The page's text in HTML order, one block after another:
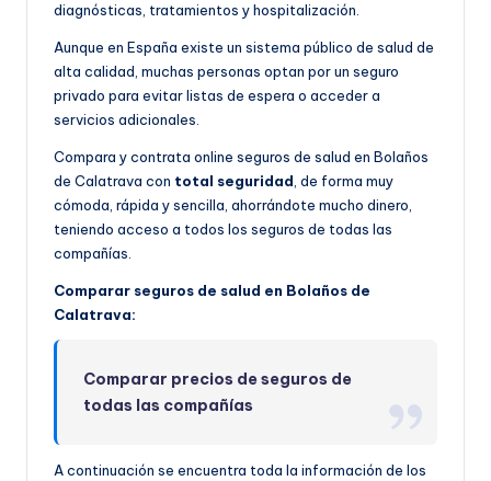
diagnósticas, tratamientos y hospitalización.
Aunque en España existe un sistema público de salud de
alta calidad, muchas personas optan por un seguro
privado para evitar listas de espera o acceder a
servicios adicionales.
Compara y contrata online seguros de salud en Bolaños
de Calatrava con total seguridad, de forma muy
cómoda, rápida y sencilla, ahorrándote mucho dinero,
teniendo acceso a todos los seguros de todas las
compañías.
Comparar seguros de salud en Bolaños de
Calatrava:
Comparar precios de seguros de
todas las compañías
A continuación se encuentra toda la información de los